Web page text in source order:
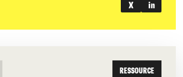
X in
RESSOURCE